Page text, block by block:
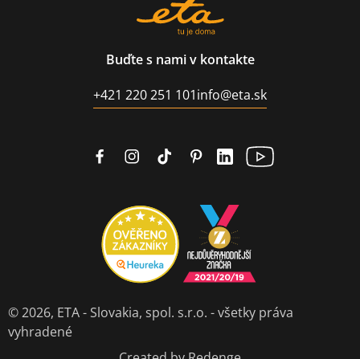
Buďte s nami v kontakte
+421 220 251 101info@eta.sk
© 2026, ETA - Slovakia, spol. s.r.o. - všetky práva
vyhradené